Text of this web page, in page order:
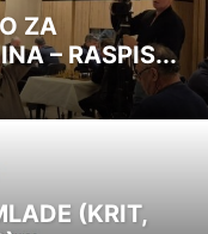
ZA
– RASPIS...
(KRIT,